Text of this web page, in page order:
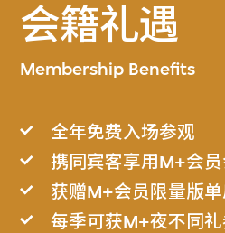
会籍礼遇
Membership Benefits
全年免费入场参观
携同宾客享用M+会
获赠M+会员限量版
每季可获M+夜不同